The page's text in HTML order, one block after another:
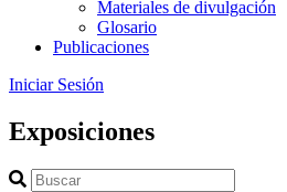
Materiales de divulgación
Glosario
Publicaciones
Iniciar Sesión
Exposiciones